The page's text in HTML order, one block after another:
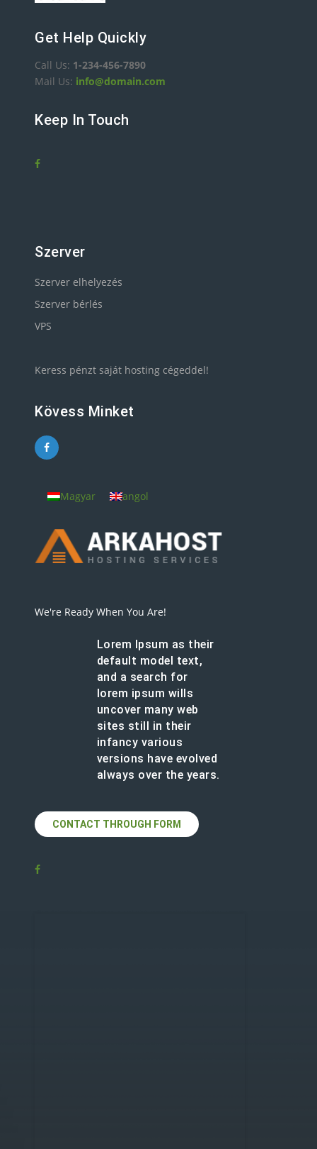
Get Help Quickly
Call Us: 1-234-456-7890
Mail Us: info@domain.com
Keep In Touch
Szerver
Szerver elhelyezés
Szerver bérlés
VPS
Keress pénzt saját hosting cégeddel!
Kövess Minket
Magyar angol
We're Ready When You Are!
Lorem Ipsum as their
default model text,
and a search for
lorem ipsum wills
uncover many web
sites still in their
infancy various
versions have evolved
always over the years.
CONTACT THROUGH FORM